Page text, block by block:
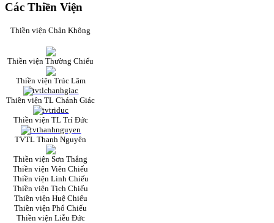
Các Thiền Viện
Thiền viện Chân Không
Thiền viện Thường Chiếu
Thiền viện Trúc Lâm
Thiền viện TL Chánh Giác
Thiền viện TL Trí Đức
TVTL Thanh Nguyên
Thiền viện Sơn Thắng
Thiền viện Viên Chiếu
Thiền viện Linh Chiếu
Thiền viện Tịch Chiếu
Thiền viện Huệ Chiếu
Thiền viện Phổ Chiếu
Thiền viện Liễu Đức